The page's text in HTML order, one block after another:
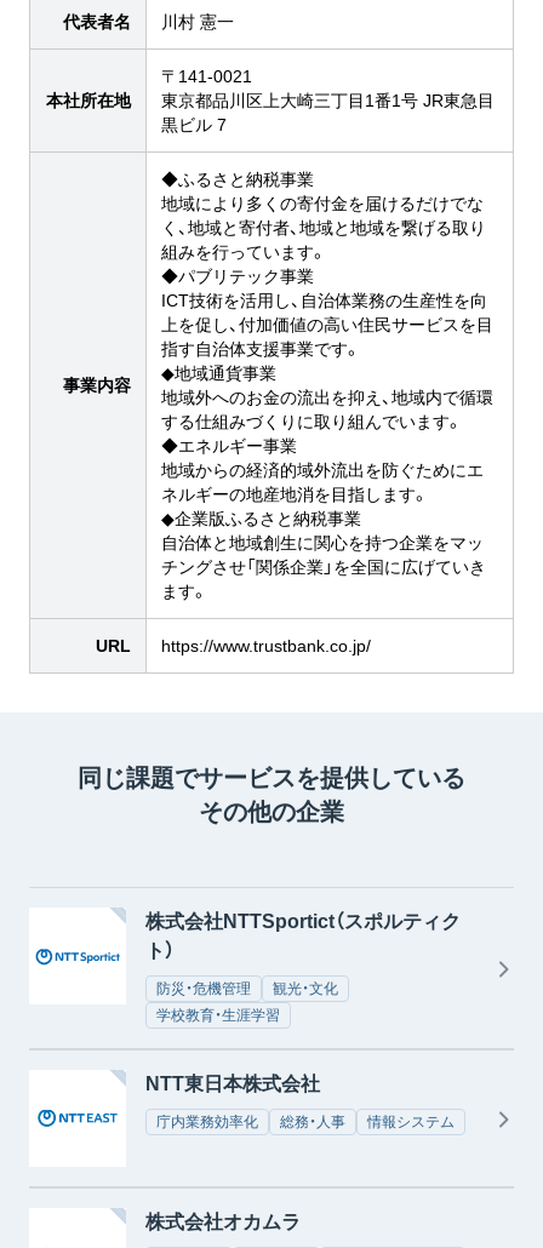
代表者名 川村 憲一
本社所在地
〒141-0021
東京都品川区上大崎三丁目1番1号 JR東急目
黒ビル 7
事業内容
◆ふるさと納税事業
地域により多くの寄付金を届けるだけでな
く、地域と寄付者、地域と地域を繋げる取り
組みを行っています。
◆パブリテック事業
ICT技術を活用し、自治体業務の生産性を向
上を促し、付加価値の高い住民サービスを目
指す自治体支援事業です。
◆地域通貨事業
地域外へのお金の流出を抑え、地域内で循環
する仕組みづくりに取り組んでいます。
◆エネルギー事業
地域からの経済的域外流出を防ぐためにエ
ネルギーの地産地消を目指します。
◆企業版ふるさと納税事業
自治体と地域創生に関心を持つ企業をマッ
チングさせ「関係企業」を全国に広げていき
ます。
URL https://www.trustbank.co.jp/
同じ課題でサービスを提供している
その他の企業
株式会社NTTSportict（スポルティク
ト）
防災・危機管理
観光・文化
学校教育・生涯学習
NTT東日本株式会社
庁内業務効率化 総務・人事 情報システム
株式会社オカムラ